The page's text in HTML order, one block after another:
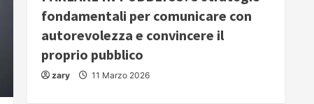
fondamentali per comunicare con
autorevolezza e convincere il
proprio pubblico
zary 11 Marzo 2026